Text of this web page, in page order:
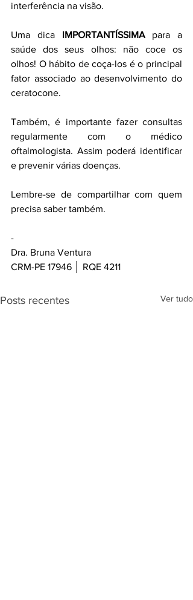
interferência na visão.
Uma dica IMPORTANTÍSSIMA para a
saúde dos seus olhos: não coce os
olhos! O hábito de coça-los é o principal
fator associado ao desenvolvimento do
ceratocone.
Também, é importante fazer consultas
regularmente com o médico
oftalmologista. Assim poderá identificar
e prevenir várias doenças.
Lembre-se de compartilhar com quem
precisa saber também.
-
Dra. Bruna Ventura
CRM-PE 17946 │ RQE 4211
Posts recentes Ver tudo